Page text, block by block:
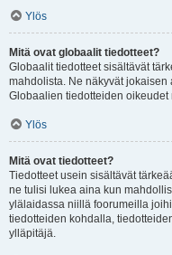
Ylös
Mitä ovat globaalit tiedotteet?
Globaalit tiedotteet sisältävät
mahdolista. Ne näkyvät
Globaalien tiedotteiden
Ylös
Mitä ovat tiedotteet?
Tiedotteet usein sisältävät
ne tulisi lukea aina kun
ylälaidassa niillä foorumeilla
tiedotteiden kohdalla,
ylläpitäjä.